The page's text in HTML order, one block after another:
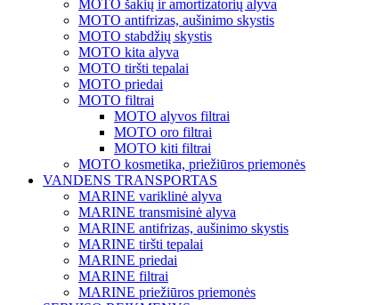
MOTO šakių ir amortizatorių alyva
MOTO antifrizas, aušinimo skystis
MOTO stabdžių skystis
MOTO kita alyva
MOTO tiršti tepalai
MOTO priedai
MOTO filtrai
MOTO alyvos filtrai
MOTO oro filtrai
MOTO kiti filtrai
MOTO kosmetika, priežiūros priemonės
VANDENS TRANSPORTAS
MARINE variklinė alyva
MARINE transmisinė alyva
MARINE antifrizas, aušinimo skystis
MARINE tiršti tepalai
MARINE priedai
MARINE filtrai
MARINE priežiūros priemonės